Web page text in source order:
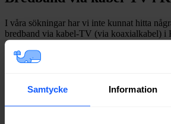
Samtycke Information
I våra sökningar har vi inte kunnat hitta
bredband via kabel-TV (via koaxialkabel) i
Internetleverantörer i
Vilka internetleverantörer är då vanliga i
många av adresserna vi testat finns de
visar hur ofta internetleverantörerna har dykt